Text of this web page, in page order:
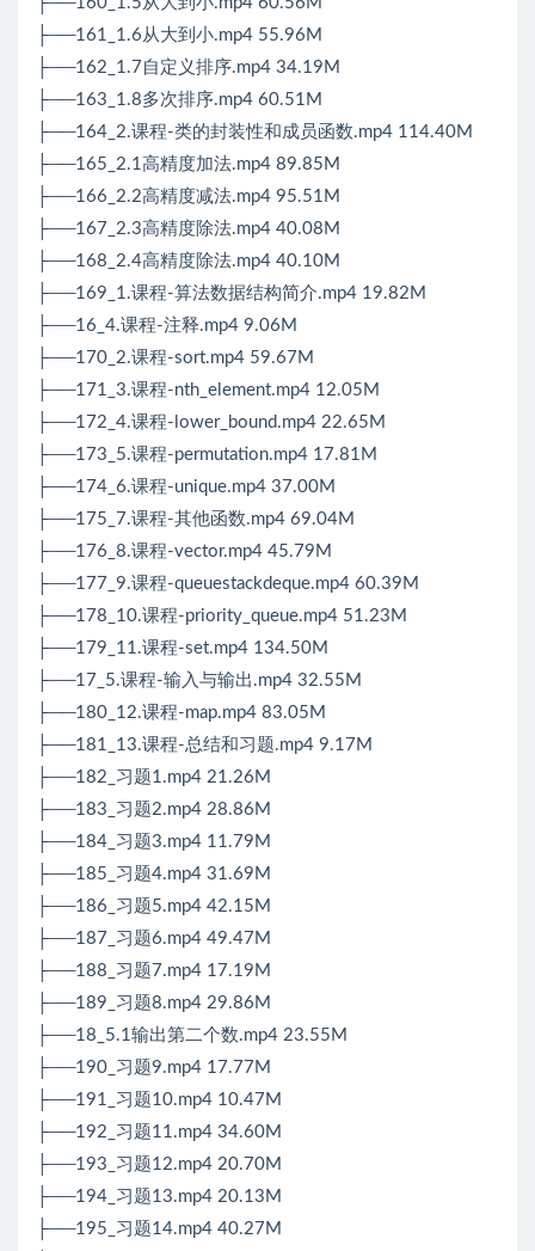
├──161_1.6从大到小.mp4 55.96M
├──162_1.7自定义排序.mp4 34.19M
├──163_1.8多次排序.mp4 60.51M
├──164_2.课程-类的封装性和成员函数.mp4 114.40M
├──165_2.1高精度加法.mp4 89.85M
├──166_2.2高精度减法.mp4 95.51M
├──167_2.3高精度除法.mp4 40.08M
├──168_2.4高精度除法.mp4 40.10M
├──169_1.课程-算法数据结构简介.mp4 19.82M
├──16_4.课程-注释.mp4 9.06M
├──170_2.课程-sort.mp4 59.67M
├──171_3.课程-nth_element.mp4 12.05M
├──172_4.课程-lower_bound.mp4 22.65M
├──173_5.课程-permutation.mp4 17.81M
├──174_6.课程-unique.mp4 37.00M
├──175_7.课程-其他函数.mp4 69.04M
├──176_8.课程-vector.mp4 45.79M
├──177_9.课程-queuestackdeque.mp4 60.39M
├──178_10.课程-priority_queue.mp4 51.23M
├──179_11.课程-set.mp4 134.50M
├──17_5.课程-输入与输出.mp4 32.55M
├──180_12.课程-map.mp4 83.05M
├──181_13.课程-总结和习题.mp4 9.17M
├──182_习题1.mp4 21.26M
├──183_习题2.mp4 28.86M
├──184_习题3.mp4 11.79M
├──185_习题4.mp4 31.69M
├──186_习题5.mp4 42.15M
├──187_习题6.mp4 49.47M
├──188_习题7.mp4 17.19M
├──189_习题8.mp4 29.86M
├──18_5.1输出第二个数.mp4 23.55M
├──190_习题9.mp4 17.77M
├──191_习题10.mp4 10.47M
├──192_习题11.mp4 34.60M
├──193_习题12.mp4 20.70M
├──194_习题13.mp4 20.13M
├──195_习题14.mp4 40.27M